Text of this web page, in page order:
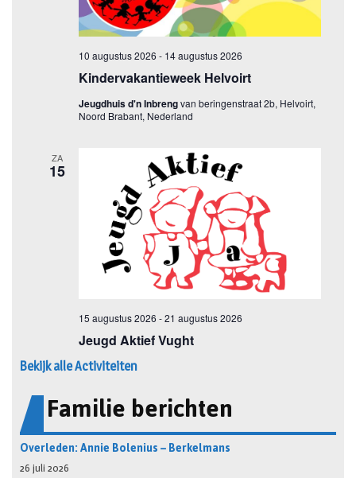
Bekijk alle Activiteiten
Familie berichten
Overleden: Annie Bolenius – Berkelmans
26 juli 2026